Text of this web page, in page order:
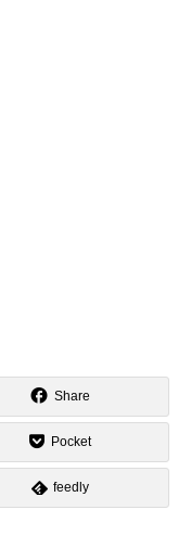
Share
Pocket
feedly